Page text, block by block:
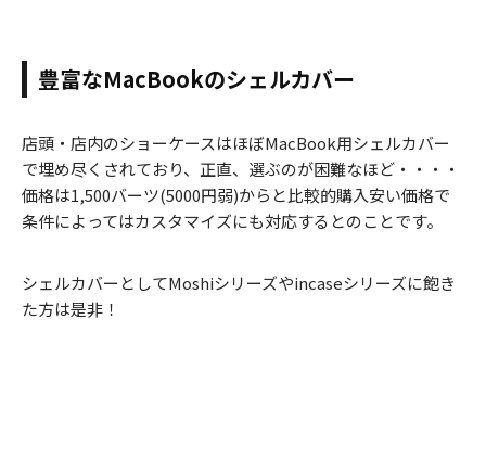
豊富なMacBookのシェルカバー
店頭・店内のショーケースはほぼMacBook用シェルカバー
で埋め尽くされており、正直、選ぶのが困難なほど・・・・
価格は1,500バーツ(5000円弱)からと比較的購入安い価格で
条件によってはカスタマイズにも対応するとのことです。
シェルカバーとしてMoshiシリーズやincaseシリーズに飽き
た方は是非！